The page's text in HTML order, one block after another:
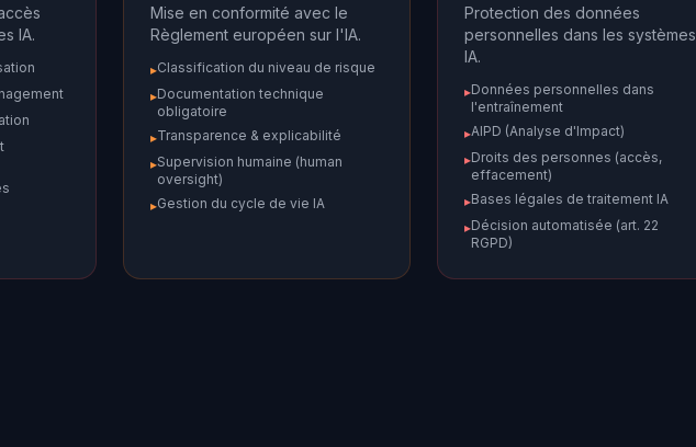
IA.
Mise en conformité avec le
Règlement européen sur l'IA.
▸Classification du niveau de risque
▸Documentation technique
obligatoire
▸Transparence & explicabilité
▸Supervision humaine (human
oversight)
▸Gestion du cycle de vie IA
Protection des données
personnelles dans les systèmes
IA.
▸Données personnelles dans
l'entraînement
▸AIPD (Analyse d'Impact)
▸Droits des personnes (accès,
effacement)
▸Bases légales de traitement IA
▸Décision automatisée (art. 22
RGPD)